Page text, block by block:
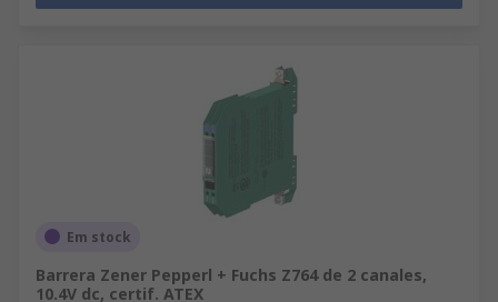
Em stock
Barrera Zener Pepperl + Fuchs Z764 de 2 canales,
10.4V dc, certif. ATEX